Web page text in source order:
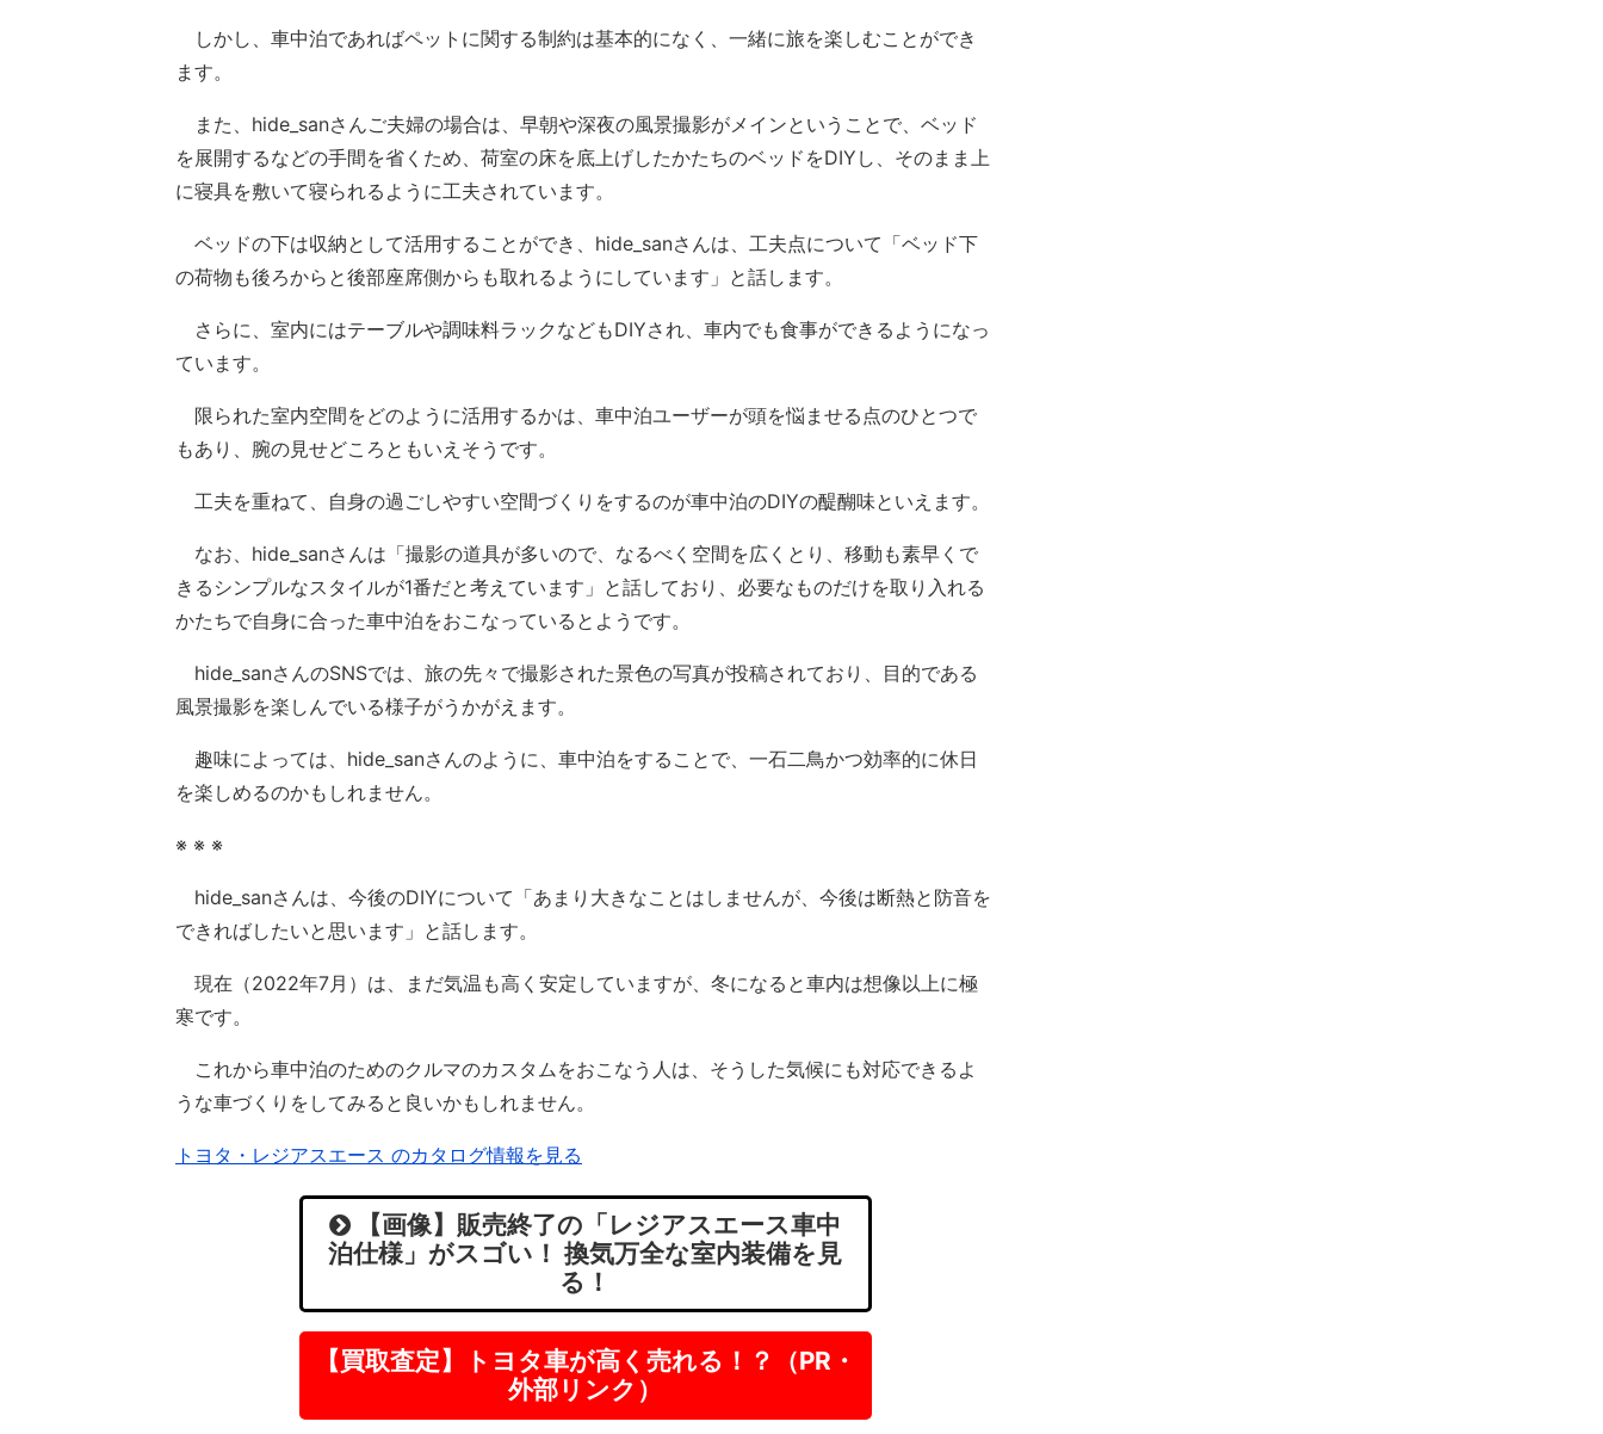
しかし、車中泊であればペットに関する制約は基本的になく、一緒に旅を楽しむことができ
ます。
また、hide_sanさんご夫婦の場合は、早朝や深夜の風景撮影がメインということで、ベッド
を展開するなどの手間を省くため、荷室の床を底上げしたかたちのベッドをDIYし、そのまま上
に寝具を敷いて寝られるように工夫されています。
ベッドの下は収納として活用することができ、hide_sanさんは、工夫点について「ベッド下
の荷物も後ろからと後部座席側からも取れるようにしています」と話します。
さらに、室内にはテーブルや調味料ラックなどもDIYされ、車内でも食事ができるようになっ
ています。
限られた室内空間をどのように活用するかは、車中泊ユーザーが頭を悩ませる点のひとつで
もあり、腕の見せどころともいえそうです。
工夫を重ねて、自身の過ごしやすい空間づくりをするのが車中泊のDIYの醍醐味といえます。
なお、hide_sanさんは「撮影の道具が多いので、なるべく空間を広くとり、移動も素早くで
きるシンプルなスタイルが1番だと考えています」と話しており、必要なものだけを取り入れる
かたちで自身に合った車中泊をおこなっているとようです。
hide_sanさんのSNSでは、旅の先々で撮影された景色の写真が投稿されており、目的である
風景撮影を楽しんでいる様子がうかがえます。
趣味によっては、hide_sanさんのように、車中泊をすることで、一石二鳥かつ効率的に休日
を楽しめるのかもしれません。
※ ※ ※
hide_sanさんは、今後のDIYについて「あまり大きなことはしませんが、今後は断熱と防音を
できればしたいと思います」と話します。
現在（2022年7月）は、まだ気温も高く安定していますが、冬になると車内は想像以上に極
寒です。
これから車中泊のためのクルマのカスタムをおこなう人は、そうした気候にも対応できるよ
うな車づくりをしてみると良いかもしれません。
トヨタ・レジアスエース のカタログ情報を見る
【画像】販売終了の「レジアスエース車中
泊仕様」がスゴい！ 換気万全な室内装備を見
る！
【買取査定】トヨタ車が高く売れる！？（PR・
外部リンク）